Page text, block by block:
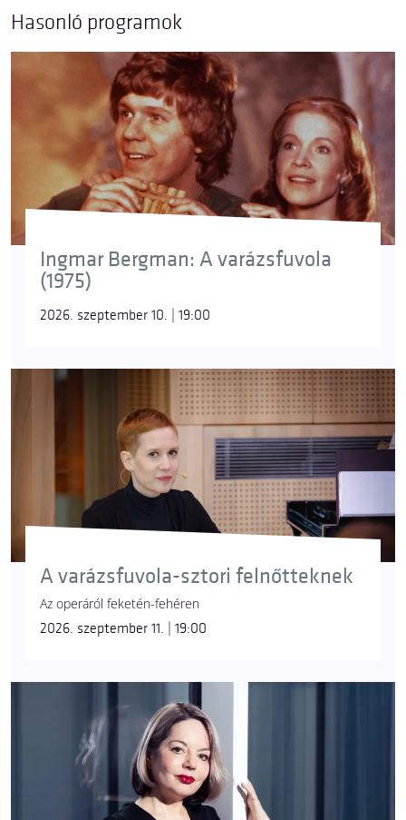
Hasonló programok
Ingmar Bergman: A varázsfuvola
(1975)
2026. szeptember 10. | 19:00
A varázsfuvola-sztori felnőtteknek
Az operáról feketén-fehéren
2026. szeptember 11. | 19:00